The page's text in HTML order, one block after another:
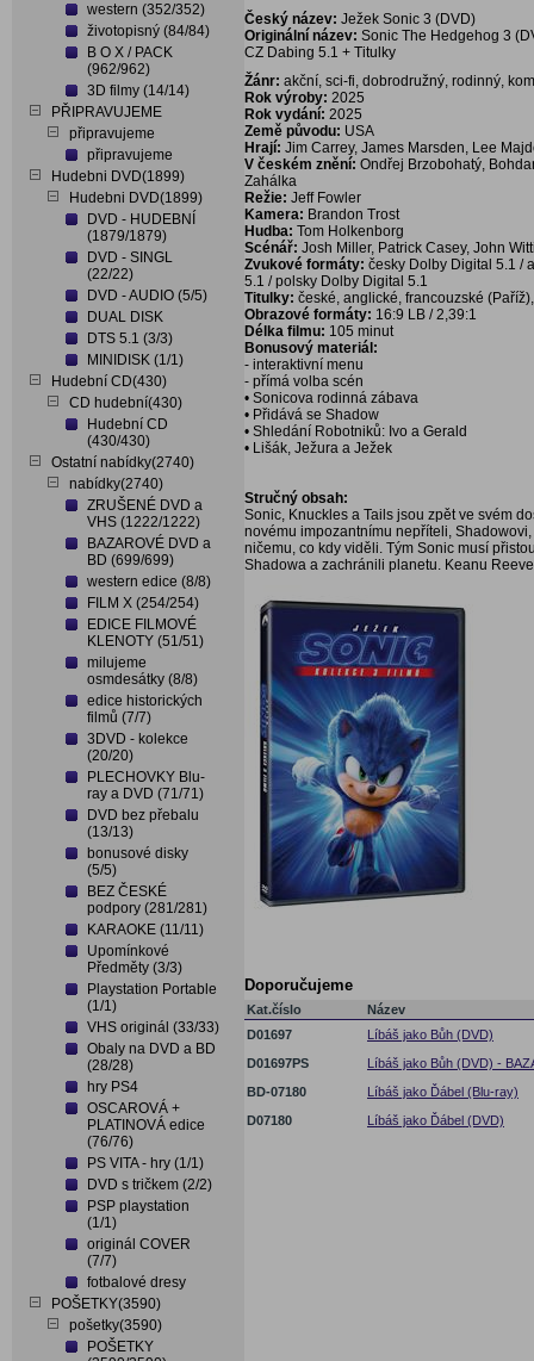
western (352/352)
životopisný (84/84)
B O X / PACK
(962/962)
3D filmy (14/14)
PŘIPRAVUJEME
připravujeme
připravujeme
Hudebni DVD(1899)
Hudebni DVD(1899)
DVD - HUDEBNÍ
(1879/1879)
DVD - SINGL
(22/22)
DVD - AUDIO (5/5)
DUAL DISK
DTS 5.1 (3/3)
MINIDISK (1/1)
Hudební CD(430)
CD hudební(430)
Hudební CD
(430/430)
Ostatní nabídky(2740)
nabídky(2740)
ZRUŠENÉ DVD a
VHS (1222/1222)
BAZAROVÉ DVD a
BD (699/699)
western edice (8/8)
FILM X (254/254)
EDICE FILMOVÉ
KLENOTY (51/51)
milujeme
osmdesátky (8/8)
edice historických
filmů (7/7)
3DVD - kolekce
(20/20)
PLECHOVKY Blu-
ray a DVD (71/71)
DVD bez přebalu
(13/13)
bonusové disky
(5/5)
BEZ ČESKÉ
podpory (281/281)
KARAOKE (11/11)
Upomínkové
Předměty (3/3)
Playstation Portable
(1/1)
VHS originál (33/33)
Obaly na DVD a BD
(28/28)
hry PS4
OSCAROVÁ +
PLATINOVÁ edice
(76/76)
PS VITA - hry (1/1)
DVD s tričkem (2/2)
PSP playstation
(1/1)
originál COVER
(7/7)
fotbalové dresy
POŠETKY(3590)
pošetky(3590)
POŠETKY
Český název: Ježek Sonic 3 (DVD)
Originální název: Sonic The Hedgehog 3
CZ Dabing 5.1 + Titulky
Žánr: akční, sci-fi, dobrodružný, rodinný,
Rok výroby: 2025
Rok vydání: 2025
Země původu: USA
Hrají: Jim Carrey, James Marsden, Lee
V českém znění: Ondřej Brzobohatý,
Zahálka
Režie: Jeff Fowler
Kamera: Brandon Trost
Hudba: Tom Holkenborg
Scénář: Josh Miller, Patrick Casey, John
Zvukové formáty: česky Dolby Digital 5.1 /
5.1 / polsky Dolby Digital 5.1
Titulky: české, anglické, francouzské
Obrazové formáty: 16:9 LB / 2,39:1
Délka filmu: 105 minut
Bonusový materiál:
- interaktivní menu
- přímá volba scén
• Sonicova rodinná zábava
• Přidává se Shadow
• Shledání Robotniků: Ivo a Gerald
• Lišák, Ježura a Ježek
Stručný obsah:
Sonic, Knuckles a Tails jsou zpět ve svém
novému impozantnímu nepříteli,
ničemu, co kdy viděli. Tým Sonic musí
Shadowa a zachránili planetu. Keanu
Doporučujeme
Kat.číslo
Název
D01697
Líbáš jako Bůh (DVD)
D01697PS
Líbáš jako Bůh (DVD) -
BD-07180
Líbáš jako Ďábel (Blu-ray)
D07180
Líbáš jako Ďábel (DVD)